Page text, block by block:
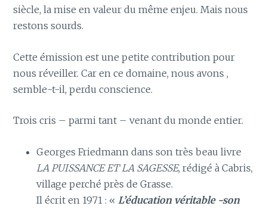
siècle, la mise en valeur du même enjeu. Mais nous
restons sourds.
Cette émission est une petite contribution pour
nous réveiller. Car en ce domaine, nous avons ,
semble-t-il, perdu conscience.
Trois cris – parmi tant – venant du monde entier.
Georges Friedmann dans son très beau livre
LA PUISSANCE ET LA SAGESSE, rédigé à Cabris,
village perché près de Grasse.
Il écrit en 1971 : « L’éducation véritable -son